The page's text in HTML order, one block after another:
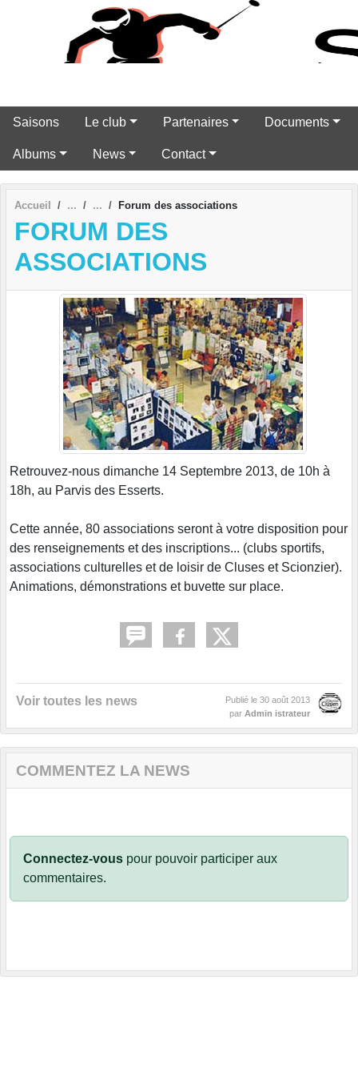
Saisons Le club Partenaires Documents
Albums News Contact
Accueil Forum des associations
FORUM DES
ASSOCIATIONS
Retrouvez-nous dimanche 14 Septembre 2013, de 10h à
18h, au Parvis des Esserts.
Cette année, 80 associations seront à votre disposition pour
des renseignements et des inscriptions... (clubs sportifs,
associations culturelles et de loisir de Cluses et Scionzier).
Animations, démonstrations et buvette sur place.
Voir toutes les news Publié le 30 août 2013
par Admin istrateur
COMMENTEZ LA NEWS
Connectez-vous pour pouvoir participer aux
commentaires.
Panneau de gestion des cookies